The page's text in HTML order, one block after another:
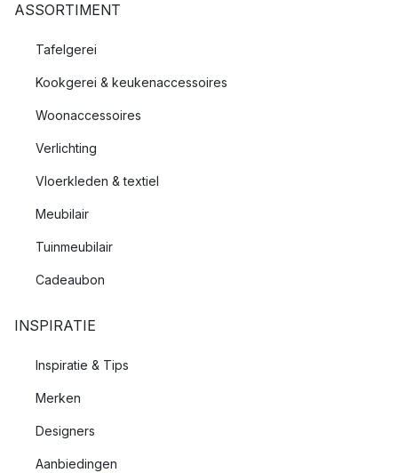
ASSORTIMENT
Tafelgerei
Kookgerei & keukenaccessoires
Woonaccessoires
Verlichting
Vloerkleden & textiel
Meubilair
Tuinmeubilair
Cadeaubon
INSPIRATIE
Inspiratie & Tips
Merken
Designers
Aanbiedingen